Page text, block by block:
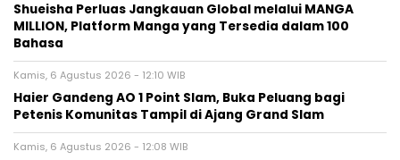
Shueisha Perluas Jangkauan Global melalui MANGA
MILLION, Platform Manga yang Tersedia dalam 100
Bahasa
Kamis, 6 Agustus 2026 - 12:10 WIB
Haier Gandeng AO 1 Point Slam, Buka Peluang bagi
Petenis Komunitas Tampil di Ajang Grand Slam
Kamis, 6 Agustus 2026 - 12:08 WIB